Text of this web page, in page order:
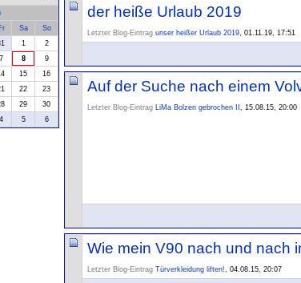
der heiße Urlaub 2019
Letzter Blog-Eintrag unser heißer Urlaub 2019, 01.11.19, 17:51
Auf der Suche nach einem
Letzter Blog-Eintrag LiMa Bolzen gebrochen II , 15.08.15, 20:00
Wie mein V90 nach und nach
Letzter Blog-Eintrag Türverkleidung liften!, 04.08.15, 20:07
Sa
So
1
2
7 8
9
15
16
22
23
29
30
4 5 6